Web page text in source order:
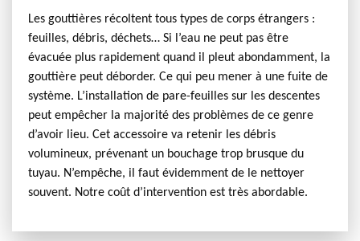
Les gouttières récoltent tous types de corps étrangers :
feuilles, débris, déchets… Si l’eau ne peut pas être
évacuée plus rapidement quand il pleut abondamment, la
gouttière peut déborder. Ce qui peu mener à une fuite de
système. L’installation de pare-feuilles sur les descentes
peut empêcher la majorité des problèmes de ce genre
d’avoir lieu. Cet accessoire va retenir les débris
volumineux, prévenant un bouchage trop brusque du
tuyau. N’empêche, il faut évidemment de le nettoyer
souvent. Notre coût d’intervention est très abordable.